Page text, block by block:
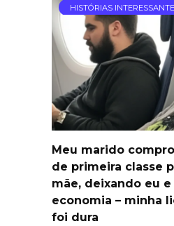
HISTÓRIAS
Meu marido
de primeira classe
mãe, deixando eu e
economia – minha
foi dura